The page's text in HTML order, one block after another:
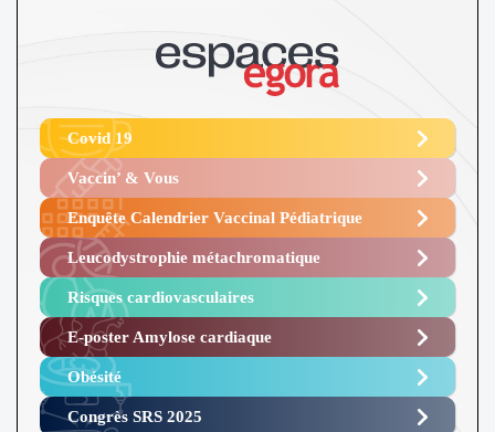
Covid 19
Vaccin’ & Vous
Enquête Calendrier Vaccinal Pédiatrique
Leucodystrophie métachromatique
Risques cardiovasculaires
E-poster Amylose cardiaque ​
Obésité ​
Congrès SRS 2025 ​